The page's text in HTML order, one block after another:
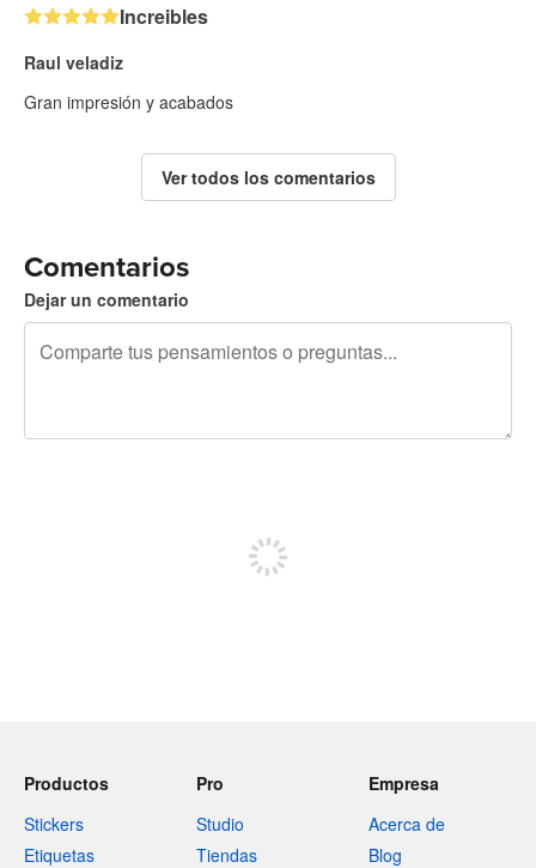
Increibles
Raul veladiz
Gran impresión y acabados
Ver todos los comentarios
Comentarios
Dejar un comentario
Productos
Stickers
Etiquetas
Pro
Studio
Tiendas
Empresa
Acerca de
Blog